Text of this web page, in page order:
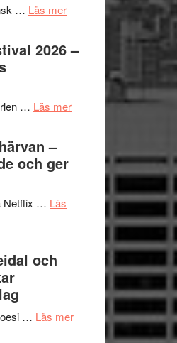
med
Mulder
och
Kulturs
… Läs merom
en
hjärtevarm
2026 –
… Läs merom
Festival
genrens
vidsträckta
–
och ger
Netflix … Läs
och
… Läs merom